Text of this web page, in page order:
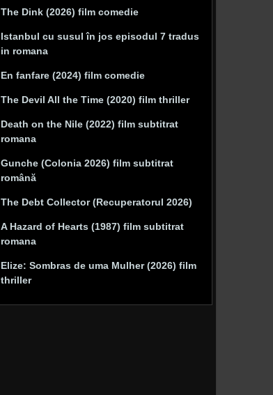
The Dink (2026) film comedie
Istanbul cu susul în jos episodul 7 tradus
in romana
En fanfare (2024) film comedie
The Devil All the Time (2020) film thriller
Death on the Nile (2022) film subtitrat
romana
Gunche (Colonia 2026) film subtitrat
română
The Debt Collector (Recuperatorul 2026)
A Hazard of Hearts (1987) film subtitrat
romana
Elize: Sombras de uma Mulher (2026) film
thriller